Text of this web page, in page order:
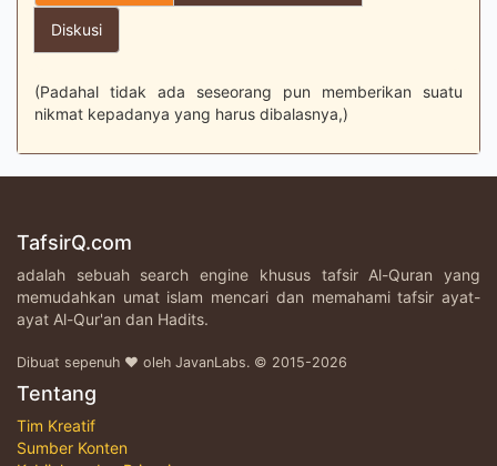
Diskusi
(Padahal tidak ada seseorang pun memberikan suatu
nikmat kepadanya yang harus dibalasnya,)
TafsirQ.com
adalah sebuah search engine khusus tafsir Al-Quran yang
memudahkan umat islam mencari dan memahami tafsir ayat-
ayat Al-Qur'an dan Hadits.
Dibuat sepenuh ♥ oleh JavanLabs. © 2015-2026
Tentang
Tim Kreatif
Sumber Konten